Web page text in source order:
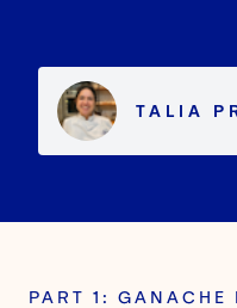
TALIA
PART 1: GANACHE